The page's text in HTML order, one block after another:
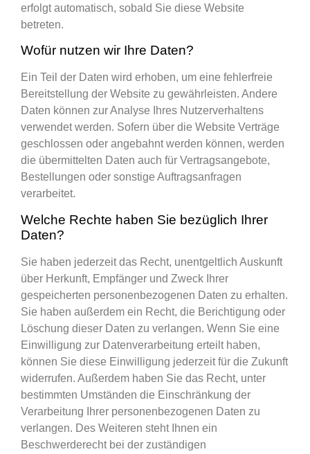
erfolgt automatisch, sobald Sie diese Website
betreten.
Wofür nutzen wir Ihre Daten?
Ein Teil der Daten wird erhoben, um eine fehlerfreie
Bereitstellung der Website zu gewährleisten. Andere
Daten können zur Analyse Ihres Nutzerverhaltens
verwendet werden. Sofern über die Website Verträge
geschlossen oder angebahnt werden können, werden
die übermittelten Daten auch für Vertragsangebote,
Bestellungen oder sonstige Auftragsanfragen
verarbeitet.
Welche Rechte haben Sie bezüglich Ihrer
Daten?
Sie haben jederzeit das Recht, unentgeltlich Auskunft
über Herkunft, Empfänger und Zweck Ihrer
gespeicherten personenbezogenen Daten zu erhalten.
Sie haben außerdem ein Recht, die Berichtigung oder
Löschung dieser Daten zu verlangen. Wenn Sie eine
Einwilligung zur Datenverarbeitung erteilt haben,
können Sie diese Einwilligung jederzeit für die Zukunft
widerrufen. Außerdem haben Sie das Recht, unter
bestimmten Umständen die Einschränkung der
Verarbeitung Ihrer personenbezogenen Daten zu
verlangen. Des Weiteren steht Ihnen ein
Beschwerderecht bei der zuständigen